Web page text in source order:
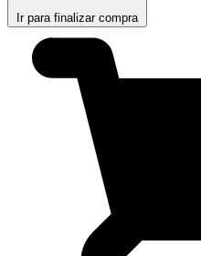
Ir para finalizar compra